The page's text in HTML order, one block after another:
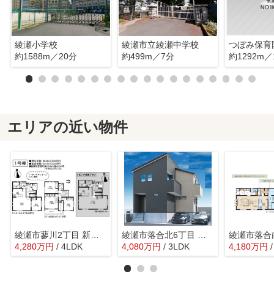
綾瀬小学校
約1588m／20分
綾瀬市立綾瀬中学校
約499m／7分
つぼみ保育
約1292m
エリアの近い物件
綾瀬市蓼川2丁目 新築戸建て 全2棟【仲介手数料無料】
4,280万円 / 4LDK
4,080万円 / 3LDK 4,180万円